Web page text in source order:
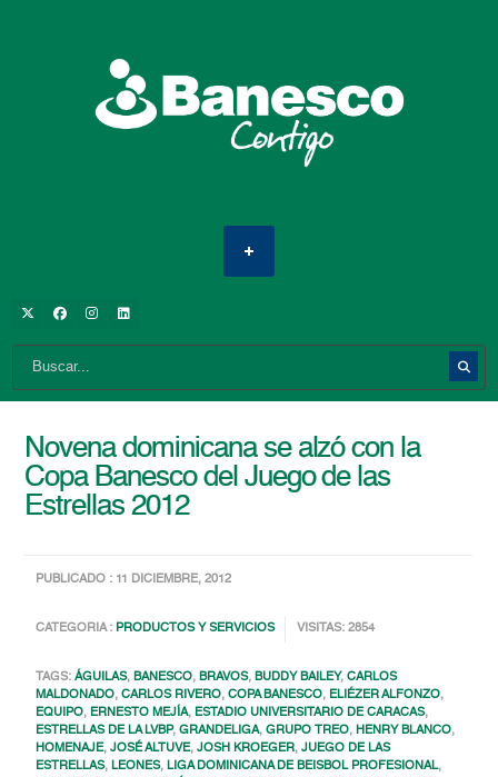
Novena dominicana se alzó con la
Copa Banesco del Juego de las
Estrellas 2012
PUBLICADO : 11 DICIEMBRE, 2012
CATEGORIA : PRODUCTOS Y SERVICIOS VISITAS: 2854
TAGS:ÁGUILAS,BANESCO,BRAVOS,BUDDY BAILEY,CARLOS
MALDONADO,CARLOS RIVERO,COPA BANESCO, ELIÉZER ALFONZO,
EQUIPO, ERNESTO MEJÍA, ESTADIO UNIVERSITARIO DE CARACAS,
ESTRELLAS DE LA LVBP,GRANDELIGA,GRUPO TREO,HENRY BLANCO,
HOMENAJE,JOSÉ ALTUVE,JOSH KROEGER,JUEGO DE LAS
ESTRELLAS,LEONES,LIGA DOMINICANA DE BEISBOL PROFESIONAL,